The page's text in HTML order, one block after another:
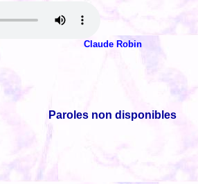
Claude Robin
Paroles non disponibles